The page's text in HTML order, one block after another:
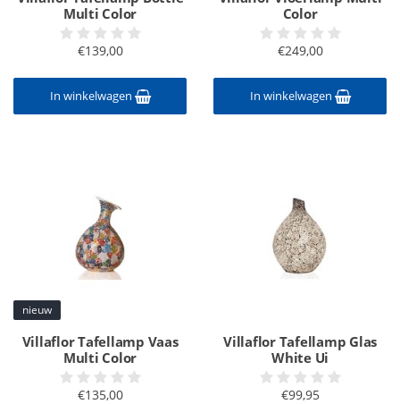
Multi Color
€139,00
In winkelwagen
Color
€249,00
In winkelwagen
nieuw
Villaflor Tafellamp Vaas
Multi Color
€135,00
Villaflor Tafellamp Glas
White Ui
€99,95